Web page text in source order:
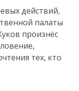
действий,
палаты
произнёс
тех, кто